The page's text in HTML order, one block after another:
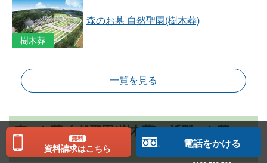
樹木葬
森のお墓 自然聖園(樹木葬)
一覧を見る
森のお墓 自然聖園(樹木葬)の近隣のお墓・
霊園を探す
無料
資料請求はこちら 電話をかける